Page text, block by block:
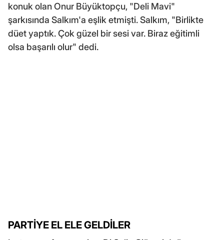
konuk olan Onur Büyüktopçu, "Deli Mavi"
şarkısında Salkım'a eşlik etmişti. Salkım, "Birlikte
düet yaptık. Çok güzel bir sesi var. Biraz eğitimli
olsa başarılı olur" dedi.
PARTİYE EL ELE GELDİLER